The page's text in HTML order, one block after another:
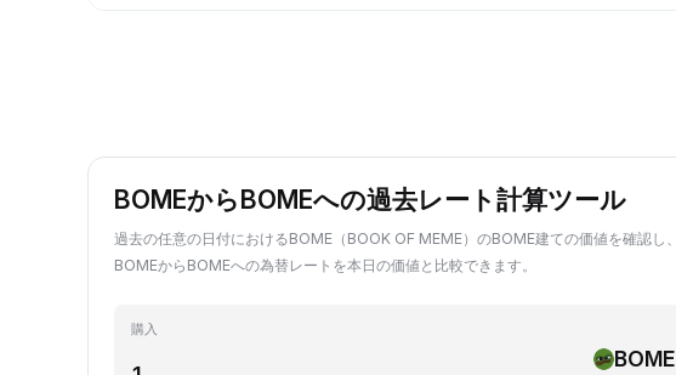
BOMEからBOMEへの過去レート計算ツール
過去の任意の日付におけるBOME（BOOK OF MEME）のBOME建ての価値を確認し、
BOMEからBOMEへの為替レートを本日の価値と比較できます。
購入
BOME